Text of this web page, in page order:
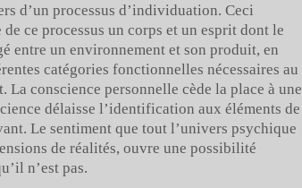
d’un processus d’individuation. Ceci
ce processus un corps et un esprit dont le
entre un environnement et son produit, en
catégories fonctionnelles nécessaires au
La conscience personnelle cède la place à une
délaisse l’identification aux éléments de
Le sentiment que tout l’univers psychique
de réalités, ouvre une possibilité
n’est pas.